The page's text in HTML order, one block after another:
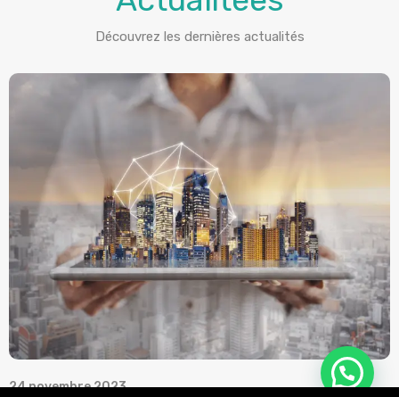
Découvrez les dernières actualités
24 novembre 2023